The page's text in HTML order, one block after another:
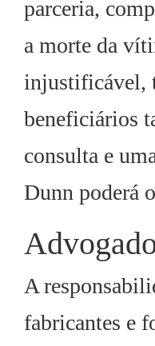
parceria,
a morte da
injustificável,
beneficiários
consulta e
Dunn poderá
A
fabricantes e